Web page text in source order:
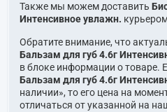
Также мы можем доставить
Интенсивное увлажн.
Обратите внимание, что
Бальзам для губ 4.6г
в блоке информации о товаре.
Бальзам для губ 4.6г
наличии», то его цена на
отличаться от указанной на